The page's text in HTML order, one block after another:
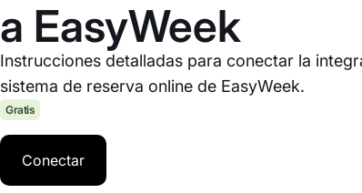
a EasyWeek
Instrucciones detalladas para conectar la
sistema de reserva online de EasyWeek.
Gratis
Conectar